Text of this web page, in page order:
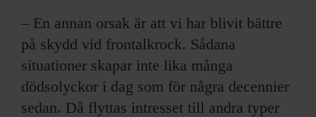
– En annan orsak är att vi har blivit bättre
på skydd vid frontalkrock. Sådana
situationer skapar inte lika många
dödsolyckor i dag som för några decennier
sedan. Då flyttas intresset till andra typer